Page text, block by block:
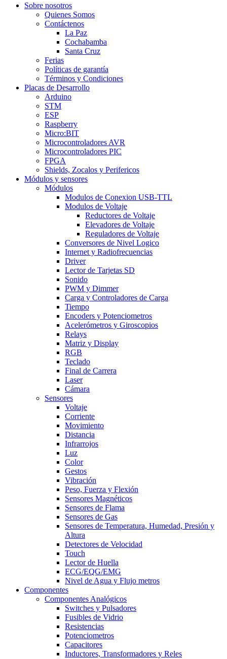
Sobre nosotros
Quienes Somos
Contáctenos
La Paz
Cochabamba
Santa Cruz
Ferias
Políticas de garantía
Términos y Condiciones
Placas de Desarrollo
Arduino
STM
ESP
Raspberry
Micro:BIT
Microcontroladores AVR
Microcontroladores PIC
FPGA
Shields, Zocalos y Perifericos
Módulos y sensores
Módulos
Modulos de Conexion USB-TTL
Modulos de Voltaje
Reductores de Voltaje
Elevadores de Voltaje
Reguladores de Voltaje
Conversores de Nivel Logico
Internet y Radiofrecuencias
Driver
Lector de Tarjetas SD
Sonido
PWM y Dimmer
Carga y Controladores de Carga
Tiempo
Encoders y Potenciometros
Acelerómetros y Giroscopios
Relays
Matriz y Display
RGB
Teclado
Final de Carrera
Laser
Cámara
Sensores
Voltaje
Corriente
Movimiento
Distancia
Infrarrojos
Luz
Color
Gestos
Vibración
Peso, Fuerza y Flexión
Sensores Magnéticos
Sensores de Flama
Sensores de Gas
Sensores de Temperatura, Humedad, Presión y
Altura
Detectores de Velocidad
Touch
Lector de Huella
ECG/EQG/EMG
Nivel de Agua y Flujo metros
Componentes
Componentes Analógicos
Switches y Pulsadores
Fusibles de Vidrio
Resistencias
Potenciometros
Capacitores
Inductores, Transformadores y Reles